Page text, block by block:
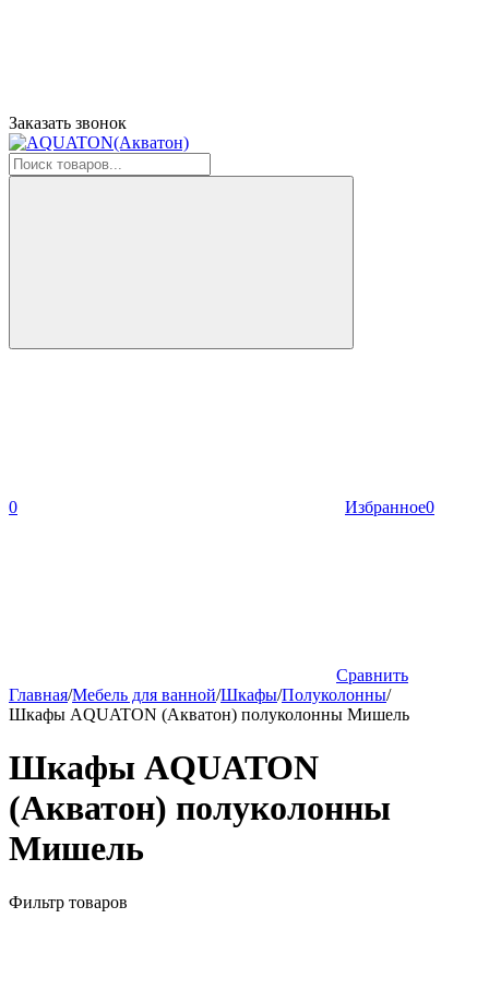
Заказать звонок
0 Избранное0
Сравнить
Главная/Мебель для ванной/Шкафы/Полуколонны/
Шкафы AQUATON (Акватон) полуколонны Мишель
Шкафы AQUATON
(Акватон) полуколонны
Мишель
Фильтр товаров